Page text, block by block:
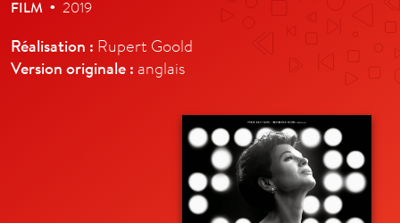
FILM • 2019
Réalisation : Rupert Goold
Version originale : anglais